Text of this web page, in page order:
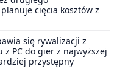
cięcia kosztów z
się rywalizacji z
z PC do gier z najwyższej
przystępny